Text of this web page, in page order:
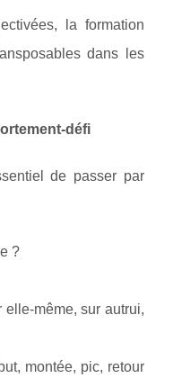
la formation
dans les
défi
de passer par
?
même, sur autrui,
montée, pic, retour